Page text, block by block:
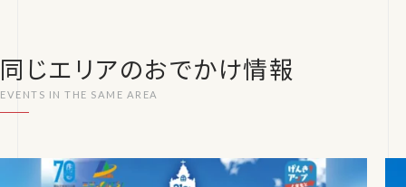
同じエリアのおでかけ情報